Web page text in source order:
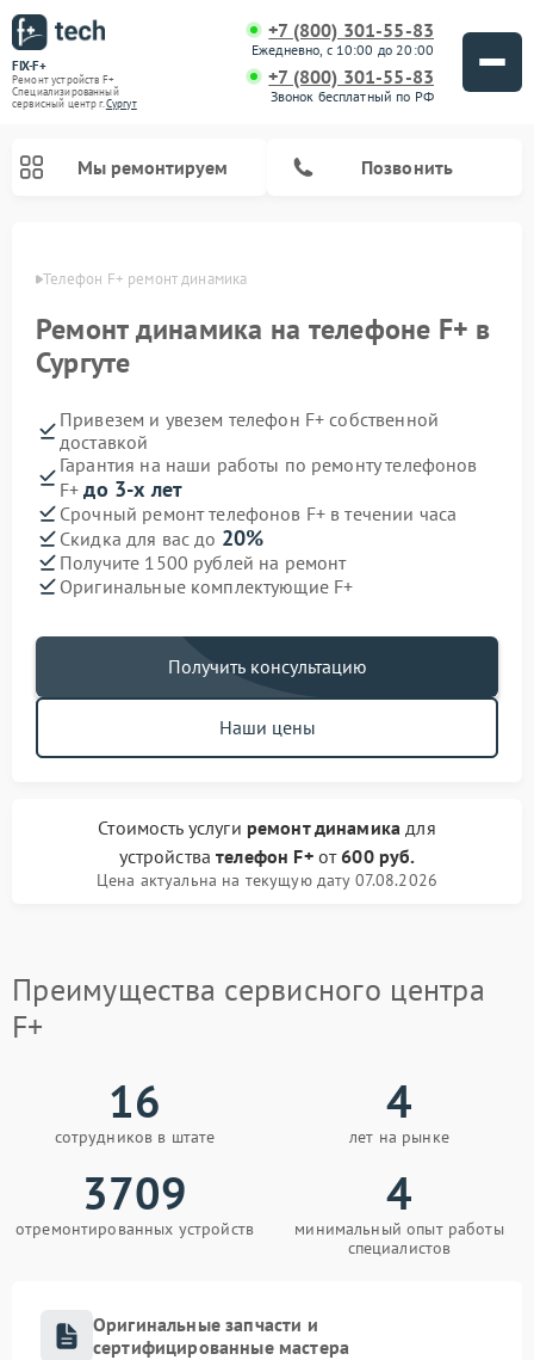
FIX-F+
Ремонт устройств F+
Специализированный
cервисный центр г.Сургут
+7 (800) 301-55-83
Ежедневно, с 10:00 до 20:00
+7 (800) 301-55-83
Звонок бесплатный по РФ
Мы ремонтируем Позвонить
Телефон F+ ремонт динамика
Ремонт динамика на телефоне F+ в
Сургуте
Привезем и увезем телефон F+ собственной
доставкой
Гарантия на наши работы по ремонту телефонов
F+до 3-х лет
Срочный ремонт телефонов F+ в течении часа
Скидка для вас до 20%
Получите 1500 рублей на ремонт
Оригинальные комплектующие F+
Получить консультацию
Наши цены
Стоимость услуги ремонт динамика для
устройствателефон F+от600 руб.
Цена актуальна на текущую дату 07.08.2026
Преимущества сервисного центра
F+
16
сотрудников в штате
4
лет на рынке
3709
отремонтированных устройств
4
минимальный опыт работы
специалистов
Оригинальные запчасти и
сертифицированные мастера